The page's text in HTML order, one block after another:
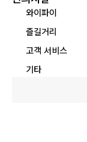
와이파이
즐길거리
고객 서비스
기타